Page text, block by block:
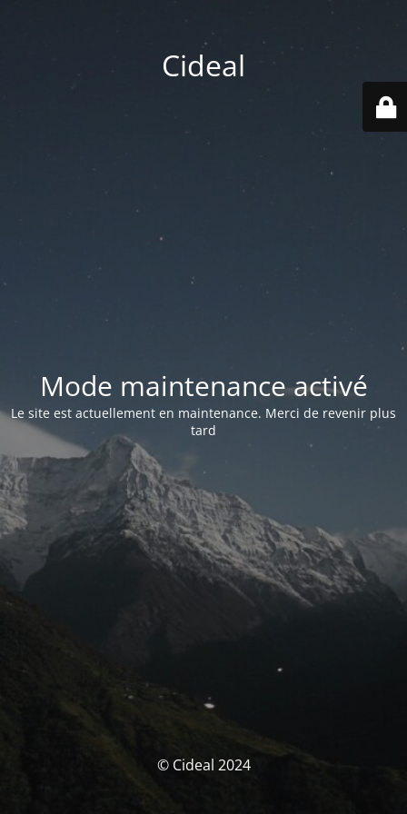
Cideal
Mode maintenance activé
Le site est actuellement en maintenance. Merci de revenir plus
tard
© Cideal 2024